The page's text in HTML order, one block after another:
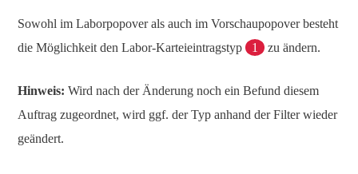
Sowohl im Laborpopover als auch im Vorschaupopover besteht
die Möglichkeit den Labor-Karteieintragstyp
1 zu ändern.
Hinweis: Wird nach der Änderung noch ein Befund diesem
Auftrag zugeordnet, wird ggf. der Typ anhand der Filter wieder
geändert.